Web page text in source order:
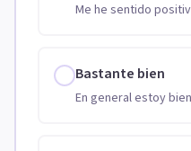
Me he sentido
Bastante bien
En general estoy